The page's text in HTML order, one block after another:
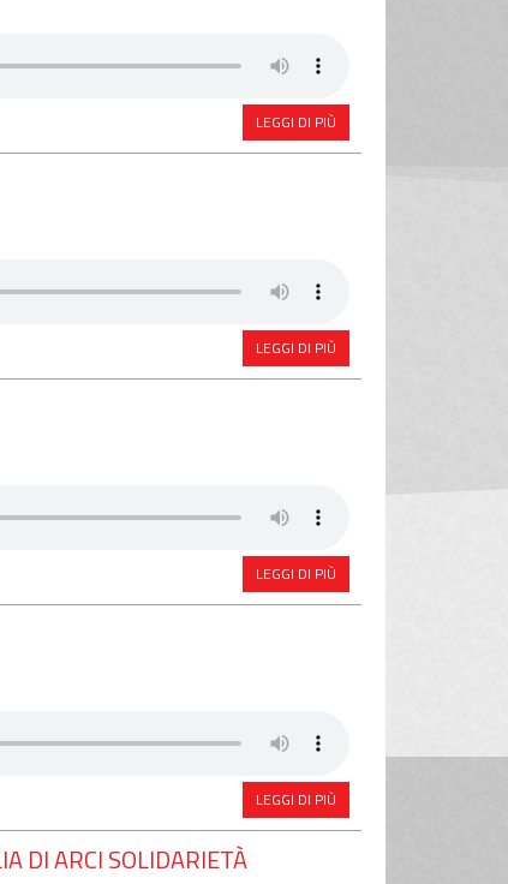
LEGGI DI PIÙ
LEGGI DI PIÙ
LEGGI DI PIÙ
LEGGI DI PIÙ
DI ARCI SOLIDARIETÀ